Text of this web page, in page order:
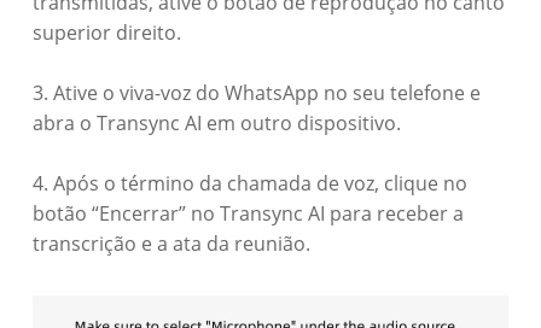
superior direito.
3. Ative o viva-voz do WhatsApp no seu telefone e
abra o Transync AI em outro dispositivo.
4. Após o término da chamada de voz, clique no
botão “Encerrar” no Transync AI para receber a
transcrição e a ata da reunião.